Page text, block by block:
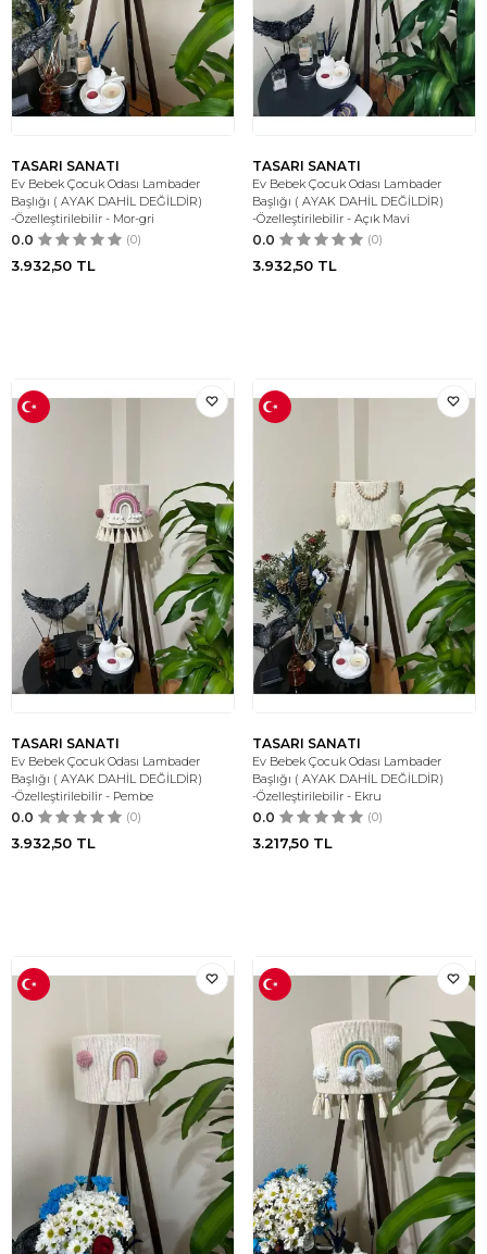
TASARI SANATI
Ev Bebek Çocuk Odası Lambader
Başlığı ( AYAK DAHİL DEĞİLDİR)
-Özelleştirilebilir - Mor-gri
0.0 (0)
3.932,50 TL
TASARI SANATI
Ev Bebek Çocuk Odası Lambader
Başlığı ( AYAK DAHİL DEĞİLDİR)
-Özelleştirilebilir - Açık Mavi
0.0 (0)
3.932,50 TL
TASARI SANATI
Ev Bebek Çocuk Odası Lambader
Başlığı ( AYAK DAHİL DEĞİLDİR)
-Özelleştirilebilir - Pembe
0.0 (0)
3.932,50 TL
TASARI SANATI
Ev Bebek Çocuk Odası Lambader
Başlığı ( AYAK DAHİL DEĞİLDİR)
-Özelleştirilebilir - Ekru
0.0 (0)
3.217,50 TL